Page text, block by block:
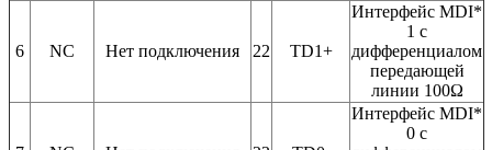
6 NC Нет подключения 22 TD1+
Интерфейс MDI*
1 с
дифференциалом
передающей
линии 100Ω
Интерфейс MDI*
0 с